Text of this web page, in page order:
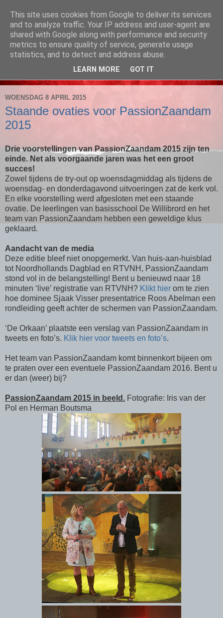
PassionZaandam
1 en 2 april, Noorderkerk, Heijermansstraat 127, Zaandam
WOENSDAG 8 APRIL 2015
Staande ovaties voor PassionZaandam
2015
Drie voorstellingen van PassionZaandam 2015 zijn ten
einde. Net als voorgaande jaren was het een groot
succes!
Zowel tijdens de try-out op woensdagmiddag als tijdens de
woensdag- en donderdagavond uitvoeringen zat de kerk vol.
En elke voorstelling werd afgesloten met een staande
ovatie. De leerlingen van basisschool De Willibrord en het
team van PassionZaandam hebben een geweldige klus
geklaard.
Aandacht van de media
Deze editie bleef niet onopgemerkt. Van huis-aan-huisblad
tot Noordhollands Dagblad en RTVNH, PassionZaandam
stond vol in de belangstelling! Bent u benieuwd naar 18
minuten ‘live’ registratie van RTVNH? Klikt hier om te zien
hoe dominee Sjaak Visser presentatrice Roos Abelman een
rondleiding geeft achter de schermen van PassionZaandam.
‘De Orkaan’ plaatste een verslag van PassionZaandam in
tweets en foto’s. Klik hier voor tweets en foto’s.
Het team van PassionZaandam komt binnenkort bijeen om
te praten over een eventuele PassionZaandam 2016. Bent u
er dan (weer) bij?
PassionZaandam 2015 in beeld. Fotografie: Iris van der
Pol en Herman Boutsma
This site uses cookies from Google to deliver its services
and to analyze traffic. Your IP address and user-agent are
shared with Google along with performance and security
metrics to ensure quality of service, generate usage
statistics, and to detect and address abuse.
LEARN MORE GOT IT